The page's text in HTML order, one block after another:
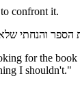
confront it.
for the book
I shouldn't."